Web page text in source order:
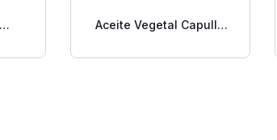
Aceite Vegetal Capullo